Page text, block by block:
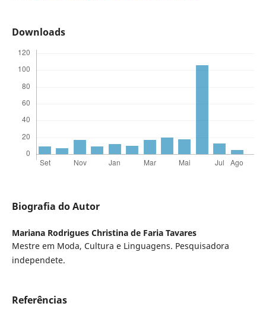
Downloads
Biografia do Autor
Mariana Rodrigues Christina de Faria Tavares
Mestre em Moda, Cultura e Linguagens. Pesquisadora
independete.
Referências